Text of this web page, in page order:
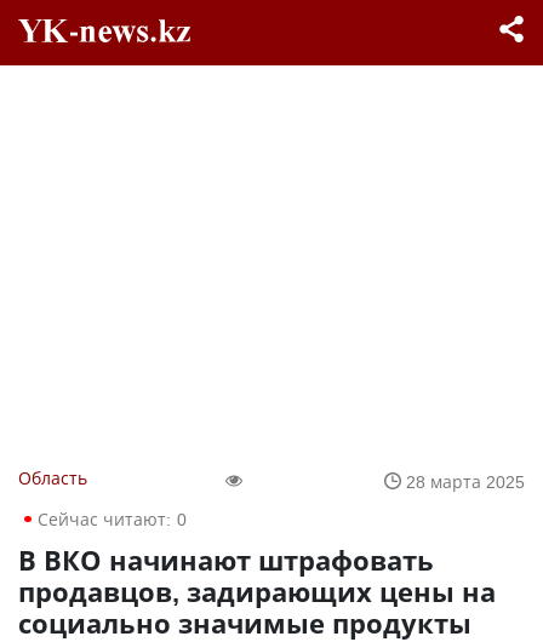
Область
28 марта 2025
Сейчас читают: 0
В ВКО начинают штрафовать
продавцов, задирающих цены на
социально значимые продукты